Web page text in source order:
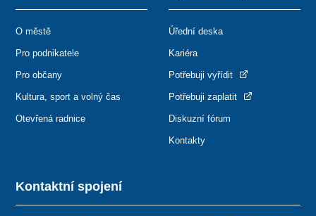
Kontaktní spojení
O městě
Pro podnikatele
Pro občany
Kultura, sport a volný čas
Otevřená radnice
Úřední deska
Kariéra
Potřebuji vyřídit
Potřebuji zaplatit
Diskuzní fórum
Kontakty